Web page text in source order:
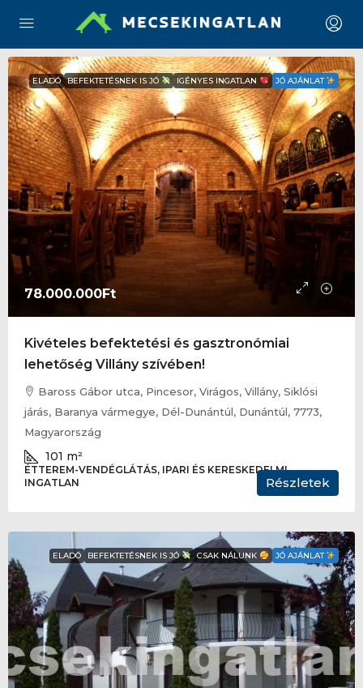
ELADÓ BEFEKTETÉSNEK IS JÓ IGÉNYES INGATLAN JÓ AJÁNLAT
78.000.000Ft
Kivételes befektetési és gasztronómiai
lehetőség Villány szívében!
Baross Gábor utca, Pincesor, Virágos, Villány, Siklósi
járás, Baranya vármegye, Dél-Dunántúl, Dunántúl, 7773,
Magyarország
101 m²
ÉTTEREM-VENDÉGLÁTÁS, IPARI ÉS KERESKEDELMI
INGATLAN
Részletek
ELADÓ BEFEKTETÉSNEK IS JÓ CSAK NÁLUNK JÓ AJÁNLAT